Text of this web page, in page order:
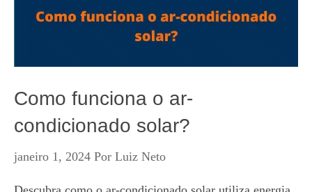
Como funciona o ar-
condicionado solar?
janeiro 1, 2024 Por Luiz Neto